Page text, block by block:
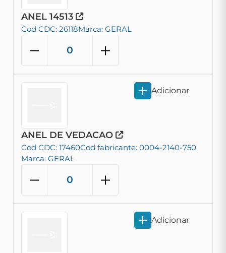
ANEL 14513
Cod CDC: 26118Marca: GERAL
ANEL DE VEDACAO
Cod CDC: 17460Cod fabricante: 0004-2140-750
Marca: GERAL
Adicionar
Adicionar